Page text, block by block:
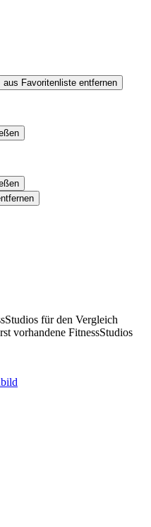
aus Favoritenliste entfernen
für den Vergleich
vorhandene FitnessStudios